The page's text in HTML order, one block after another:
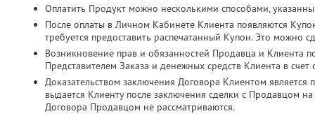
Оплатить Продукт можно несколькими способами,
После оплаты в Личном Кабинете Клиента появляются
требуется предоставить распечатанный Купон. Это можно
Возникновение прав и обязанностей Продавца и Клиента
Представителем Заказа и денежных средств Клиента в
Доказательством заключения Договора Клиентом
выдается Клиенту после заключения сделки с Продавцом
Договора Продавцом не рассматриваются.